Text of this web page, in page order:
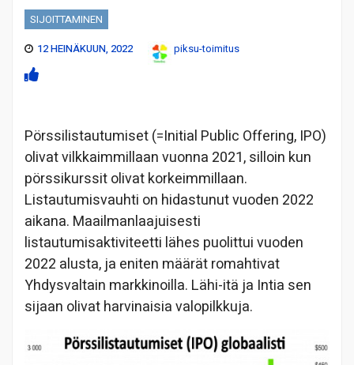
SIJOITTAMINEN
12 HEINÄKUUN, 2022
piksu-toimitus
Pörssilistautumiset (=Initial Public Offering, IPO)
olivat vilkkaimmillaan vuonna 2021, silloin kun
pörssikurssit olivat korkeimmillaan.
Listautumisvauhti on hidastunut vuoden 2022
aikana. Maailmanlaajuisesti
listautumisaktiviteetti lähes puolittui vuoden
2022 alusta, ja eniten määrät romahtivat
Yhdysvaltain markkinoilla. Lähi-itä ja Intia sen
sijaan olivat harvinaisia valopilkkuja.